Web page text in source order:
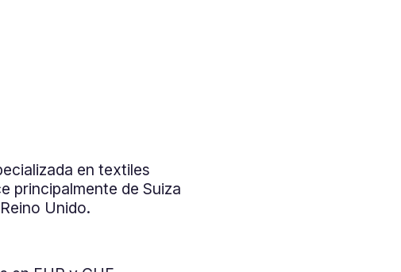
en textiles
principalmente de Suiza
Unido.